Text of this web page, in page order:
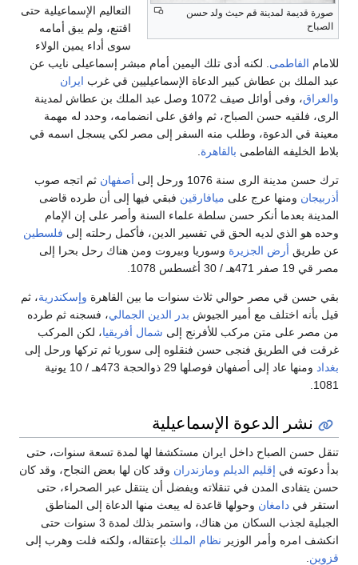
صورة قديمة لمدينة قم حيث ولد حسن
الصباح
التعاليم الإسماعيلية حتى
اقتنع، ولم يبق أمامه
سوى أداء يمين الولاء
للامام الفاطمى . لكنه أدى تلك اليمين أمام مبشر إسماعيلى نايب عن
عبد الملك بن عطاش كبير الدعاة الإسماعيليين قي غرب ايران
والعراق
، وفى أوائل صيف 1072 وصل عبد الملك بن عطاش لمدينة
الرى، فلقيه حسن الصباح، ثم وافق على انضمامه، وحدد له مهمة
معينة قي الدعوة، وطلب منه السفر إلى مصر لكي يسجل اسمه قي
بلاط الخليفه الفاطمى بالقاهرة
ترك حسن مدينة الرى سنة 1076 ورحل إلى أصفهان ثم اتجه صوب
أذربيجان ومنها عرج على ميافارقين فبقي فيها إلى أن طرده قاضى
المدينة بعدما أنكر حسن سلطة علماء السنة وأصر على إن الإمام
وحده هو الذي لديه الحق قي تفسير الدين، فأكمل رحلته إلى فلسطين
عن طريق أرض الجزيرة وسوريا وبيروت ومن هناك رحل بحرا إلى
مصر قي 19 صفر 471هـ / 30 أغسطس 1078.
بقي حسن قي مصر حوالي ثلاث سنوات ما بين القاهرة وإسكندرية، ثم
قيل بأنه اختلف مع أمير الجيوش بدر الدين الجمالي، فسجنه ثم طرده
من مصر على متن مركب للأفرنج إلى شمال أفريقيا، لكن المركب
غرقت في الطريق فنجى حسن فنقلوه إلى سوريا ثم تركها ورحل إلى
بغداد
ومنها عاد إلى أصفهان فوصلها 29 ذوالحجة 473هـ / 10 يونية
1081.
نشر الدعوة الإسماعيلية
تنقل حسن الصباح داخل ايران مستكشفا لها لمدة تسعة سنوات، حتى
بدأ دعوته في إقليم الديلم ومازندران وقد كان لها بعض النجاح، وقد كان
حسن يتفادى المدن في تنقلاته ويفضل أن ينتقل عبر الصحراء، حتى
استقر في دامغان وحولها قاعدة له يبعث منها الدعاة إلى المناطق
الجبلية لجذب السكان من هناك، واستمر بذلك لمدة 3 سنوات حتى
انكشف امره وأمر الوزير نظام الملك بإعتقاله، ولكنه فلت وهرب إلى
قزوين